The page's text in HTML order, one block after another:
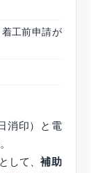
工前申請が
消印）と電
して、補助